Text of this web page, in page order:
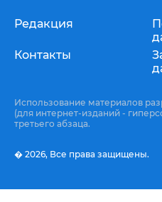
Редакция
Контакты
Использование материалов
(для интернет-изданий -
третьего абзаца.
� 2026, Все права защищены.